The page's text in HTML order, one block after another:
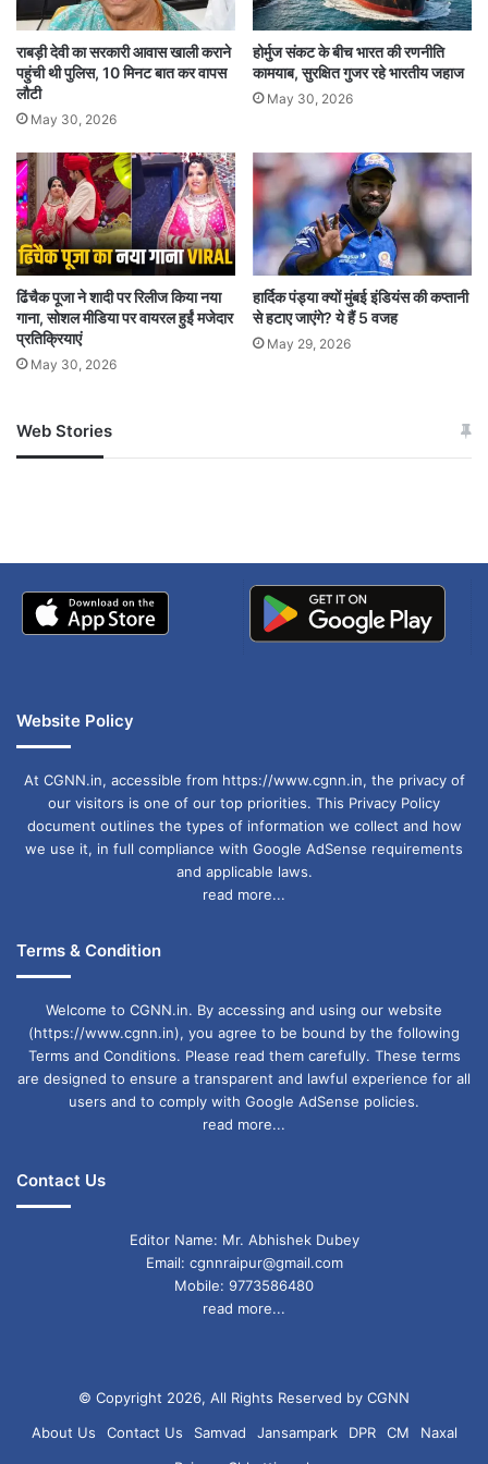
रहा है. वहीं 8 गोविंदाओं का सेंट जॉर्ज अस्पताल में इलाज
चल रहा है.
5 गोविंदाओं को जीटी अस्पताल में भर्ती कराया गया है. 18
गोविंदाओं का पोद्दार अस्पताल में इलाज किया जा रहा है,
जबकि 52 गोविंदाओं का केईएम अस्पताल में इलाज चल रहा
है. इसी तरह 12 गोविंदाओं को नायर अस्पताल में भर्ती
कराया गया है. 20 गोविंदाओं का सायन अस्पतात तो 13
गोविंदाओं का राजावाड़ी अस्पताल में इलाज चल रहा है. वहीं
2 गोविंदाओं को एमटी अग्रवाल अस्पताल में भर्ती कराया गया
है. 5 गोविंदाओं का इलाज कुर्ला के भाभा अस्पताल में चल
गोविंदाओं का बांद्रा के भाभा अस्पताल में इलाज चल रहा है.
इलाज चल रहा है. 24 गोविंदाओं का वीएन देसाई अस्पताल
में इलाज चल रहा है, ऐसी जानकारी मनपा स्वास्थ्य विभाग ने
दी है.
राबड़ी देवी का सरकारी आवास खाली कराने
पहुंची थी पुलिस, 10 मिनट बात कर वापस
लौटी
May 30, 2026
होर्मुज संकट के बीच भारत की रणनीति
कामयाब, सुरक्षित गुजर रहे भारतीय जहाज
May 30, 2026
ढिंचैक पूजा ने शादी पर रिलीज किया नया
गाना, सोशल मीडिया पर वायरल हुईं मजेदार
प्रतिक्रियाएं
May 30, 2026
हार्दिक पंड्या क्यों मुंबई इंडियंस की कप्तानी
से हटाए जाएंगे? ये हैं 5 वजह
May 29, 2026
Web Stories
जम्मू-कश्मीर में बारिश से
अपडेट
खाई में धक्का… आरोपियों ने
Website Policy
At CGNN.in, accessible from https://www.cgnn.in, the privacy of
our visitors is one of our top priorities. This Privacy Policy
document outlines the types of information we collect and how
we use it, in full compliance with Google AdSense requirements
and applicable laws.
read more...
Terms & Condition
Welcome to CGNN.in. By accessing and using our website
(https://www.cgnn.in), you agree to be bound by the following
Terms and Conditions. Please read them carefully. These terms
are designed to ensure a transparent and lawful experience for all
users and to comply with Google AdSense policies.
read more...
Contact Us
Editor Name: Mr. Abhishek Dubey
Email: cgnnraipur@gmail.com
Mobile: 9773586480
read more...
© Copyright 2026, All Rights Reserved by CGNN
About Us
Contact Us Samvad Jansampark DPR CM
Naxal